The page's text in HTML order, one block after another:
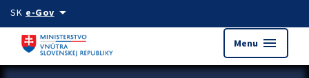
Preskocit na hlavný obsah
SK e-Govarrow_drop_down
Menu menu
Zastavit automatický posun upútavok